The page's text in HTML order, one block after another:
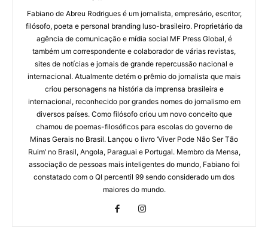
Fabiano de Abreu Rodrigues é um jornalista, empresário, escritor,
filósofo, poeta e personal branding luso-brasileiro. Proprietário da
agência de comunicação e mídia social MF Press Global, é
também um correspondente e colaborador de várias revistas,
sites de notícias e jornais de grande repercussão nacional e
internacional. Atualmente detém o prêmio do jornalista que mais
criou personagens na história da imprensa brasileira e
internacional, reconhecido por grandes nomes do jornalismo em
diversos países. Como filósofo criou um novo conceito que
chamou de poemas-filosóficos para escolas do governo de
Minas Gerais no Brasil. Lançou o livro ‘Viver Pode Não Ser Tão
Ruim’ no Brasil, Angola, Paraguai e Portugal. Membro da Mensa,
associação de pessoas mais inteligentes do mundo, Fabiano foi
constatado com o QI percentil 99 sendo considerado um dos
maiores do mundo.